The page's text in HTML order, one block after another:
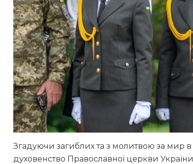
Згадуючи загиблих та з молитвою за мир
духовенство Православної церкви